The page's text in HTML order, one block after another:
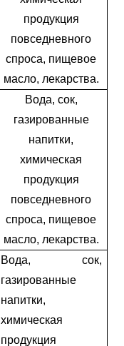
продукция
повседневного
спроса, пищевое
масло, лекарства.
Вода, сок,
газированные
напитки,
химическая
продукция
повседневного
спроса, пищевое
масло, лекарства.
Вода, сок,
газированные
напитки,
химическая
продукция